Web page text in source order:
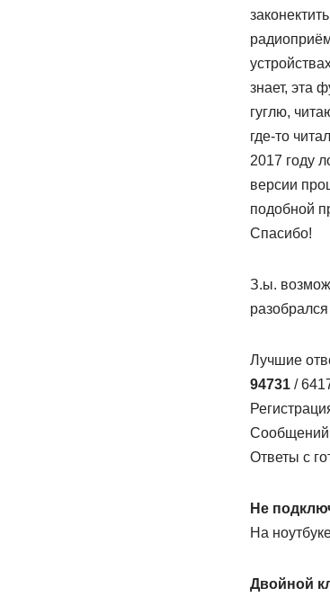
знает, эта
гуглю,
где-то
2017 году
версии
подобной
Спасибо!
З.ы.
Лучшие
94731/
Ответы с
Не
На
Двойной